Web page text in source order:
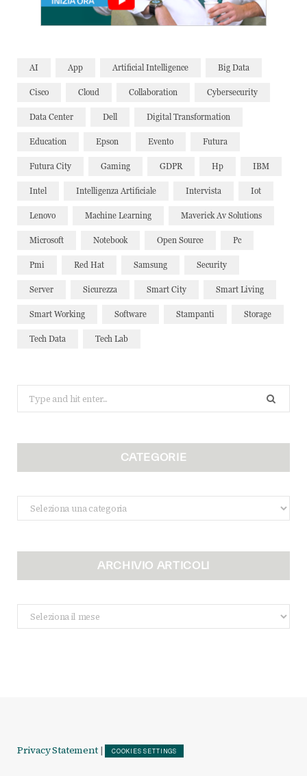
AI App Artificial Intelligence Big Data
Cisco Cloud Collaboration Cybersecurity
Data Center Dell Digital Transformation
Education Epson Evento Futura
Futura City Gaming GDPR Hp IBM
Intel Intelligenza Artificiale Intervista Iot
Lenovo Machine Learning Maverick Av Solutions
Microsoft Notebook Open Source Pc
Pmi Red Hat Samsung Security
Server Sicurezza Smart City Smart Living
Smart Working Software Stampanti Storage
Tech Data Tech Lab
for:
CATEGORIE
Categorie
ARCHIVIO ARTICOLI
Archivio
Articoli
Privacy Statement | COOKIES SETTINGS